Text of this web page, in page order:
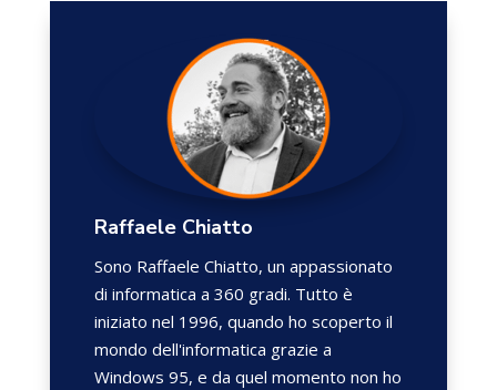
Raffaele Chiatto
Sono Raffaele Chiatto, un appassionato
di informatica a 360 gradi. Tutto è
iniziato nel 1996, quando ho scoperto il
mondo dell'informatica grazie a
Windows 95, e da quel momento non ho